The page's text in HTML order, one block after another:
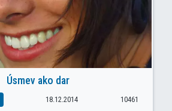
Úsmev ako dar
18.12.2014 10461